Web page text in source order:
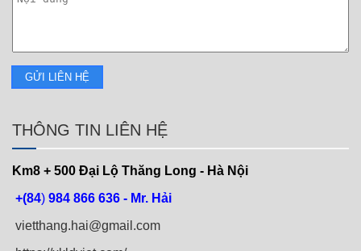
THÔNG TIN LIÊN HỆ
Km8 + 500 Đại Lộ Thăng Long - Hà Nội
+(84) 984 866 636 - Mr. Hải
vietthang.hai@gmail.com